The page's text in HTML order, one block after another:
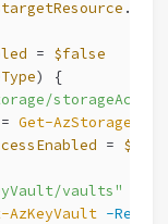
= $false
) {
= Get-
=
vaults"
AzKeyVault -